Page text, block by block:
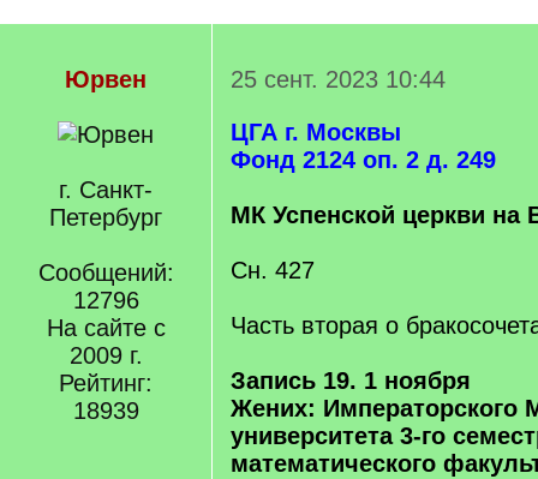
Юрвен
г. Санкт-
Петербург
Сообщений:
12796
На сайте с
2009 г.
Рейтинг:
18939
25 сент. 2023 10:44
ЦГА г. Москвы
Фонд 2124 оп. 2 д. 249
МК Успенской церкви на
Сн. 427
Часть вторая о
Запись 19. 1 ноября
Жених: Императорского
университета 3-го
математического